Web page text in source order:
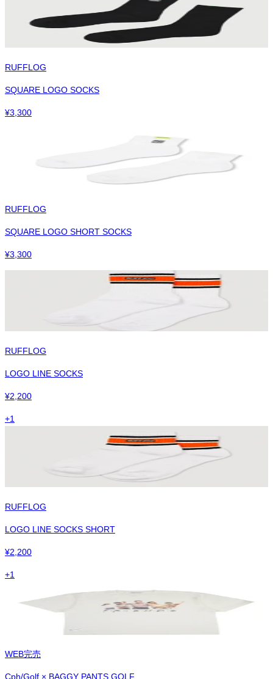
RUFFLOG
SQUARE LOGO SOCKS
¥3,300
RUFFLOG
SQUARE LOGO SHORT SOCKS
¥3,300
RUFFLOG
LOGO LINE SOCKS
¥2,200
+1
RUFFLOG
LOGO LINE SOCKS SHORT
¥2,200
+1
WEB完売
Cph/Golf × BAGGY PANTS GOLF